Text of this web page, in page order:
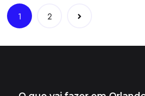
Navegação
de
1 2